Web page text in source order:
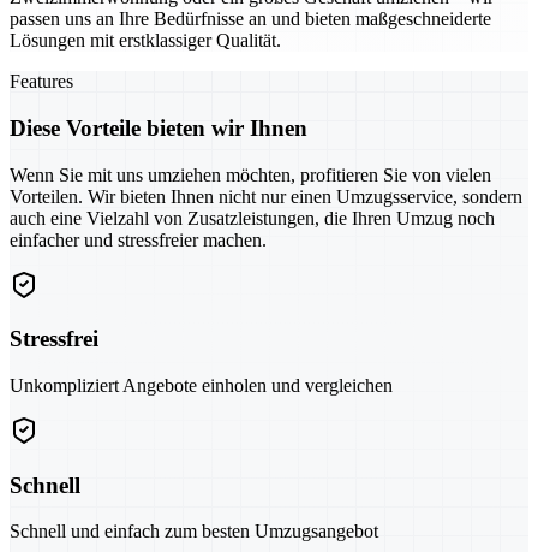
passen uns an Ihre Bedürfnisse an und bieten maßgeschneiderte
Lösungen mit erstklassiger Qualität.
Features
Diese Vorteile bieten wir Ihnen
Wenn Sie mit uns umziehen möchten, profitieren Sie von vielen
Vorteilen. Wir bieten Ihnen nicht nur einen Umzugsservice, sondern
auch eine Vielzahl von Zusatzleistungen, die Ihren Umzug noch
einfacher und stressfreier machen.
Stressfrei
Unkompliziert Angebote einholen und vergleichen
Schnell
Schnell und einfach zum besten Umzugsangebot